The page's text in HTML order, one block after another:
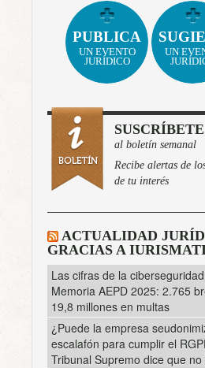
PUBLICA
UN EVENTO
JURÍDICO
UN
SUSCRÍBETE
al boletín semanal
Recibe alertas de
de tu interés
ACTUALIDAD
GRACIAS A
Las cifras de la
Memoria AEPD 2025: 2.765
19,8 millones en multas
¿Puede la empresa
escalafón para cumplir el
Tribunal Supremo dice que